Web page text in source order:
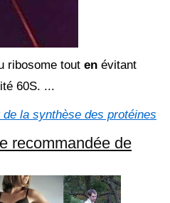
ribosome tout en évitant
60S. ...
de la synthèse des protéines
recommandée de